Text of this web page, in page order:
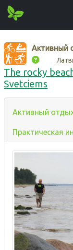
Активный
The rocky
Svetciems
Активный
Практическая